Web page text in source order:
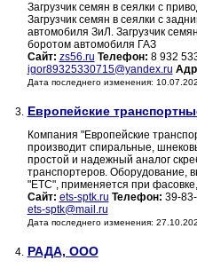
Загрузчик семян в сеялки с
Загрузчик семян в сеялки с
автомобиля ЗиЛ. Загрузчик
боротом автомобиля ГАЗ
Сайт: zs56.ru Телефон: 8 932
igor89325330715@yandex.ru
Дата последнего изменения:
3. Европейские
Компания "Европейские
производит спиральные,
простой и надежный аналог
транспортеров. Оборудование,
"ЕТС", применяется при
Сайт: ets-sptk.ru Телефон: 39-
ets-sptk@mail.ru
Дата последнего изменения:
4. РАДА, ООО